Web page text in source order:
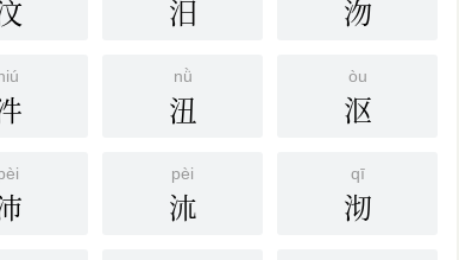
汨 沕
nǜ
沑
òu
沤
pèi
㳈
qī
沏